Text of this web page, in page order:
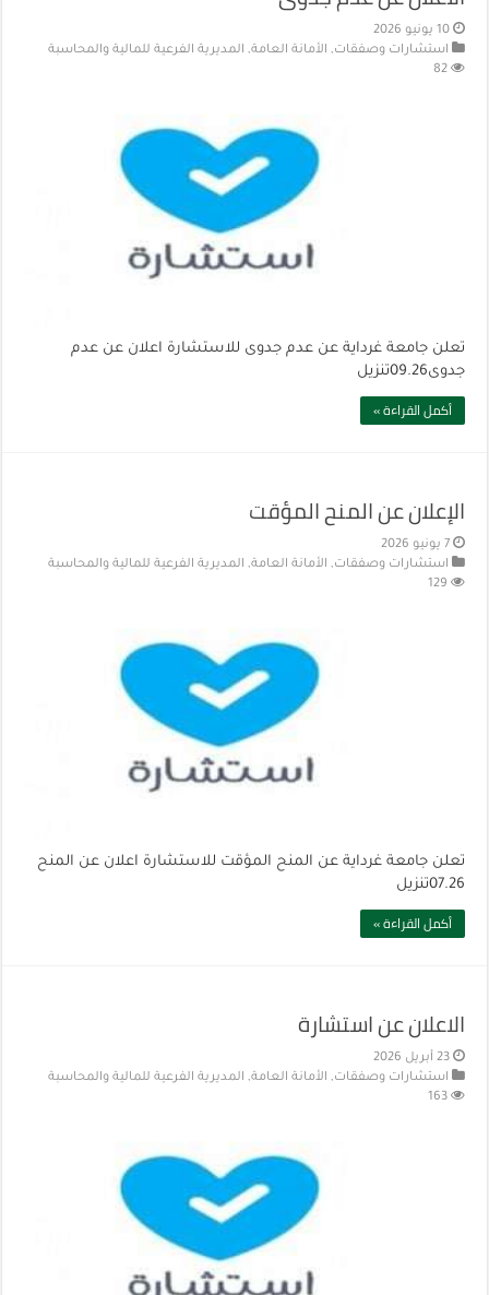
10 يونيو 2026
استشارات وصفقات, الأمانة العامة, المديرية الفرعية للمالية والمحاسبة
82
تعلن جامعة غرداية عن عدم جدوى للاستشارة اعلان عن عدم
جدوى09.26تنزيل
أكمل القراءة »
الإعلان عن المنح المؤقت
7 يونيو 2026
استشارات وصفقات, الأمانة العامة, المديرية الفرعية للمالية والمحاسبة
129
تعلن جامعة غرداية عن المنح المؤقت للاستشارة اعلان عن المنح
07.26تنزيل
أكمل القراءة »
الاعلان عن استشارة
23 أبريل 2026
استشارات وصفقات, الأمانة العامة, المديرية الفرعية للمالية والمحاسبة
163